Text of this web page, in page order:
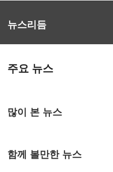
뉴스리듬
주요 뉴스
많이 본 뉴스
함께 볼만한 뉴스